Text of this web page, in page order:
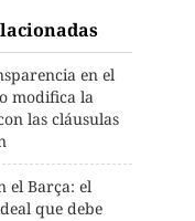
en el
modifica la
las cláusulas
el Barça: el
que debe